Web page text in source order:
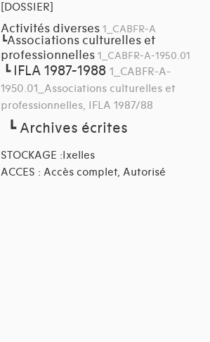
[DOSSIER]
Activités diverses 1_CABFR-A
┗Associations culturelles et
professionnelles 1_CABFR-A-1950.01
┗ IFLA 1987-1988 1_CABFR-A-
1950.01_Associations culturelles et
professionnelles, IFLA 1987/88
┗Archives écrites
STOCKAGE :Ixelles
ACCES : Accès complet, Autorisé